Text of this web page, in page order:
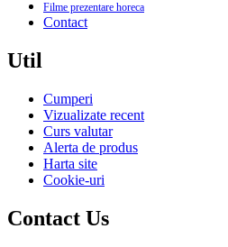
Filme prezentare horeca
Contact
Util
Cumperi
Vizualizate recent
Curs valutar
Alerta de produs
Harta site
Cookie-uri
Contact Us